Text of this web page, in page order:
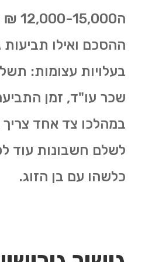
ההסכם ואילו תביעות
בעלויות עצומות:
שכר עו"ד, זמן
במהלכו צד אחד
לשלם חשבונות עוד
כלשהו עם בן הזוג.